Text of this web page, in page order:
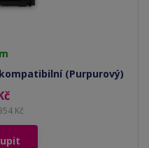
kompatibilní (Purpurový)
Kč